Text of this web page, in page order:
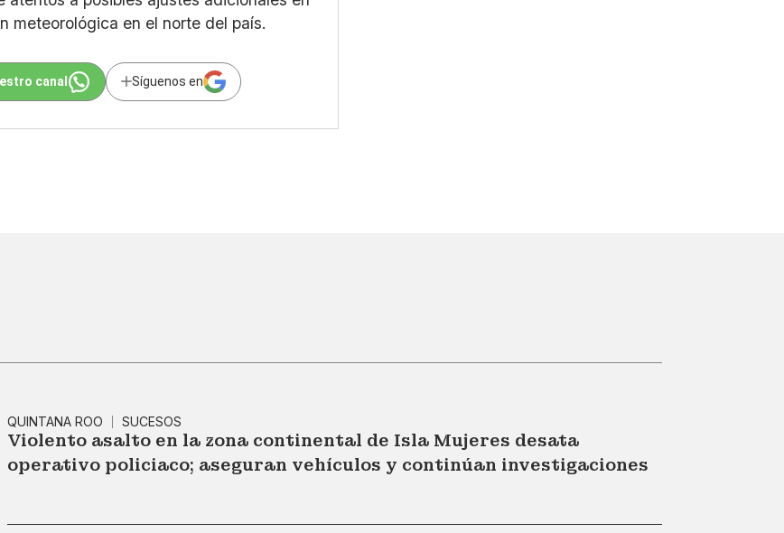
meteorológica en el norte del país.
canal Síguenos en
QUINTANA ROO SUCESOS
Violento asalto en la zona continental de Isla Mujeres desata
operativo policiaco; aseguran vehículos y continúan investigaciones